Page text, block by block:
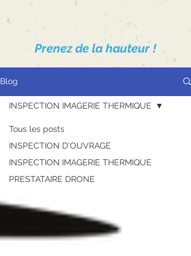
Prenez de la hauteur !
Blog
Tous les posts
INSPECTION D'OUVRAGE
INSPECTION IMAGERIE THERMIQUE
PRESTATAIRE DRONE
INSPECTION IMAGERIE THERMIQUE